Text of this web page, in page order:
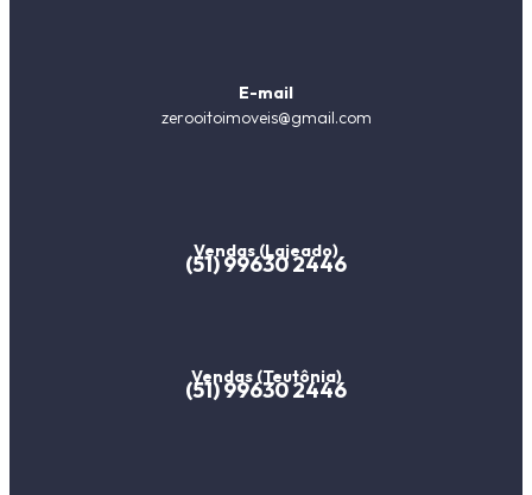
E-mail
zerooitoimoveis@gmail.com
Vendas (Lajeado)
(51) 99630 2446
Vendas (Teutônia)
(51) 99630 2446